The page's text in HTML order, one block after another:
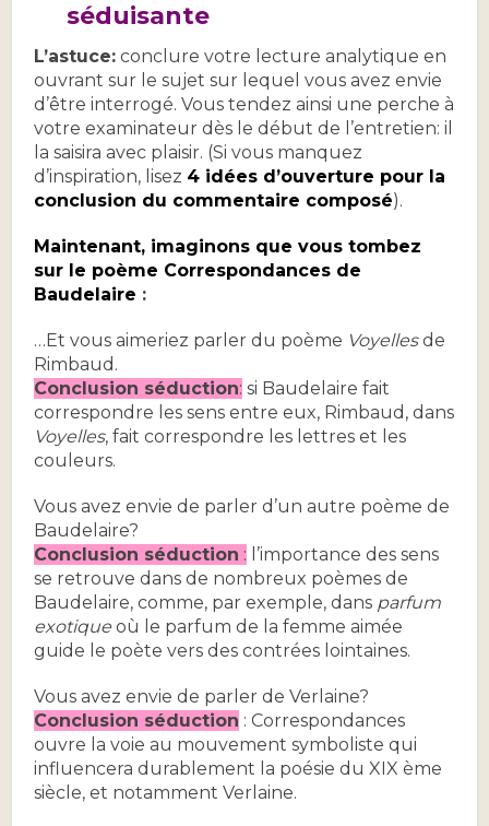
séduisante
L’astuce: conclure votre lecture analytique en
ouvrant sur le sujet sur lequel vous avez envie
d’être interrogé. Vous tendez ainsi une perche à
votre examinateur dès le début de l’entretien: il
la saisira avec plaisir. (Si vous manquez
d’inspiration, lisez 4 idées d’ouverture pour la
conclusion du commentaire composé).
Maintenant, imaginons que vous tombez
sur le poème Correspondances de
Baudelaire :
…Et vous aimeriez parler du poème Voyellesde
Rimbaud.
Conclusion séduction: si Baudelaire fait
correspondre les sens entre eux, Rimbaud, dans
Voyelles, fait correspondre les lettres et les
couleurs.
Vous avez envie de parler d’un autre poème de
Baudelaire?
Conclusion séduction : l’importance des sens
se retrouve dans de nombreux poèmes de
Baudelaire, comme, par exemple, dans parfum
exotique où le parfum de la femme aimée
guide le poète vers des contrées lointaines.
Vous avez envie de parler de Verlaine?
Conclusion séduction : Correspondances
ouvre la voie au mouvement symboliste qui
influencera durablement la poésie du XIX ème
siècle, et notamment Verlaine.